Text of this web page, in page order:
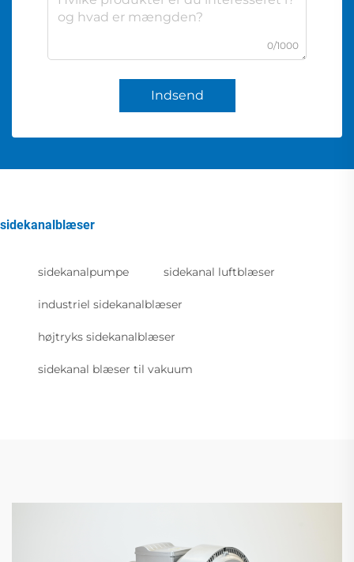
0/1000
Indsend
sidekanalblæser
sidekanalpumpe sidekanal luftblæser
industriel sidekanalblæser
højtryks sidekanalblæser
sidekanal blæser til vakuum